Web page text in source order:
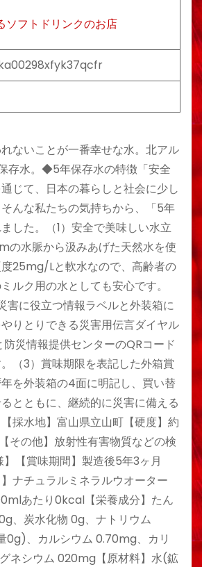
ソフトドリンクのお店
れないことが一番幸せな水。北アル
存水。◆5年保存水の特徴「安全
じて、日本の暮らしと社会に少し
んな私たちの気持ちから、「5年
した。（1）安全で美味しい水立
の水脈から汲みあげた天然水を使
25mg/Lと軟水なので、高齢者の
ルク用の水としても安心です。
害に役立つ情報ラベルと外装箱に
りとりできる災害用伝言ダイヤル
防災情報提供センターのQRコード
（3）賞味期限を表記した外箱賞
を外装箱の4面に明記し、買い替
とともに、継続的に災害に備える
採水地】富山県立山町【硬度】約
その他】放射性有害物質などの検
【賞味期間】製造後5年3ヶ月
】ナチュラルミネラルウオーター
あたり0kcal【栄養成分】たん
、炭水化物 0g、ナトリウム
0g)、カルシウム 0.70mg、カリ
ネシウム 020mg【原材料】水(鉱